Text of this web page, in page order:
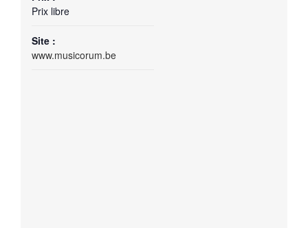
Prix libre
Site :
www.musicorum.be